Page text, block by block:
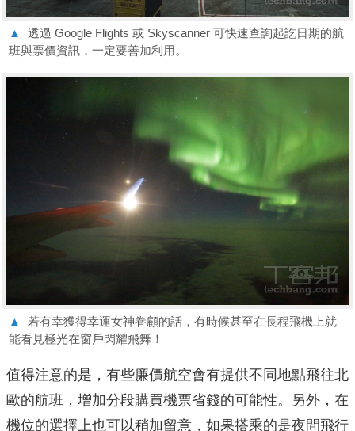
▲
透過 Google Flights 或 Skyscanner 可快速查詢起訖日期的航
班與票價資訊，一定要善加利用。
▲
若有幸獲得幸運女神眷顧的話，有時候甚至在長程飛機上就
能看見極光在窗戶閃耀飛舞！
值得注意的是，有些廉價航空會有提供不同地點飛往北
歐的航班，增加分段購買機票省錢的可能性。另外，在
機位的選擇上也可以稍加留意，如果搭乘的是夜間飛行